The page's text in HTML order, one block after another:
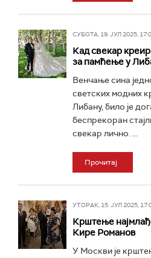
СУБОТА, 19. ЈУЛ 2025,
Кад свекар
за памћење у
Венчање сина
светских модних
Либану, било је
беспрекоран
свекар лично. ...
Прочитај
УТОРАК, 15. ЈУЛ 2025,
Крштење
Кире Романов
У Москви је